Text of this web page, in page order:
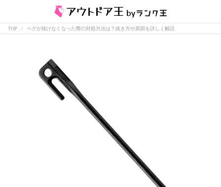
TOP ペグが抜けなくなった際の対処方法は？抜き方や原因を詳しく解説